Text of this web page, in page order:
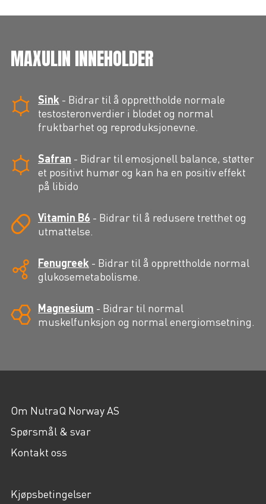
MAXULIN INNEHOLDER
Sink - Bidrar til å opprettholde normale
testosteronverdier i blodet og normal
fruktbarhet og reproduksjonevne.
Safran - Bidrar til emosjonell balance, støtter
et positivt humør og kan ha en positiv effekt
på libido
Vitamin B6 - Bidrar til å redusere tretthet og
utmattelse.
Fenugreek - Bidrar til å opprettholde normal
glukosemetabolisme.
Magnesium - Bidrar til normal
muskelfunksjon og normal energiomsetning.
Om NutraQ Norway AS
Spørsmål & svar
Kontakt oss
Kjøpsbetingelser